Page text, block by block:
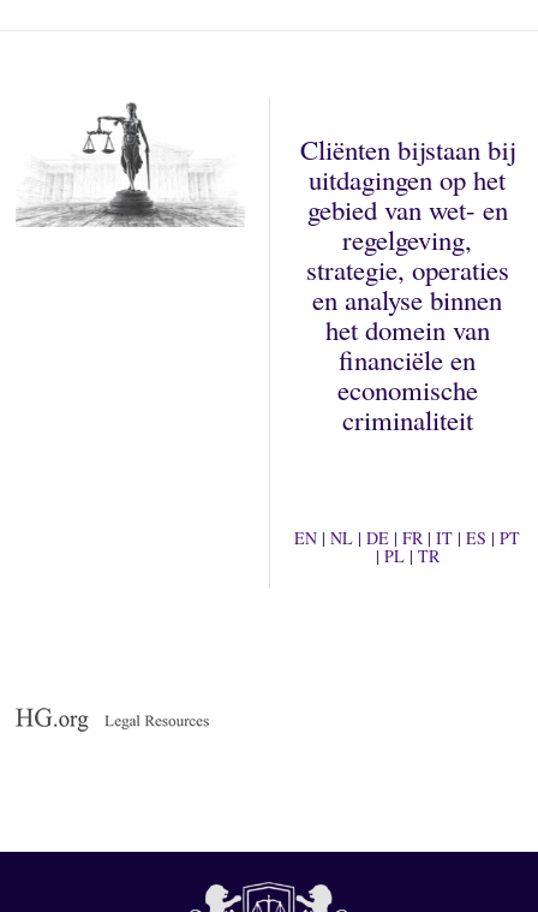
Cliënten bijstaan bij
uitdagingen op het
gebied van wet- en
regelgeving,
strategie, operaties
en analyse binnen
het domein van
financiële en
economische
criminaliteit
EN |NL |DE |FR |IT |ES |PT
| PL| TR